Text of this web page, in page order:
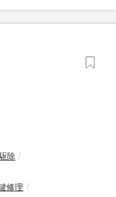
除
修理